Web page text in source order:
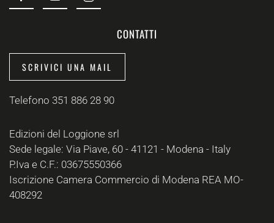
CONTATTI
SCRIVICI UNA MAIL
Telefono 351 886 28 90
Edizioni del Loggione srl
Sede legale: Via Piave, 60 - 41121 - Modena - Italy
P.Iva e C.F.: 03675550366
Iscrizione Camera Commercio di Modena REA MO-
408292